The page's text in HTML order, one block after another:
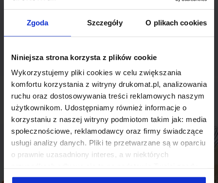
Zgoda Szczegóły O plikach cookies
Niniejsza strona korzysta z plików cookie
Wykorzystujemy pliki cookies w celu zwiększania
komfortu korzystania z witryny drukomat.pl, analizowania
ruchu oraz dostosowywania treści reklamowych naszym
użytkownikom. Udostępniamy również informacje o
korzystaniu z naszej witryny podmiotom takim jak: media
społecznościowe, reklamodawcy oraz firmy świadczące
usługi analizy danych. Pliki te przetwarzane są w oparciu
o prawnie uzasadniony interes, a w niektórych
Niektóre z plików cookies dostarczane i przetwarzane są
rozwiązania?
Odezwij się do nas, aby omówić
produkt niestandardowy.
Skontaktuj się